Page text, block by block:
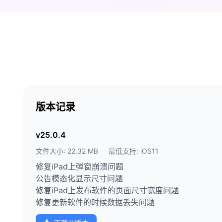
版本记录
v25.0.4
文件大小: 22.32 MB 最低支持: iOS11
修复iPad上弹窗崩溃问题
公告模态化显示尺寸问题
修复iPad上发布软件的页面尺寸宽度问题
修复更新软件的时候数据丢失问题